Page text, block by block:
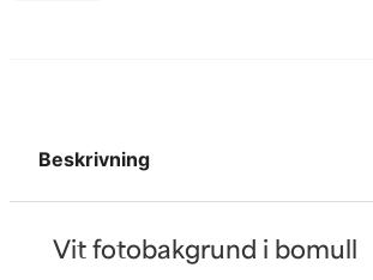
Beskrivning
Vit fotobakgrund i bomull